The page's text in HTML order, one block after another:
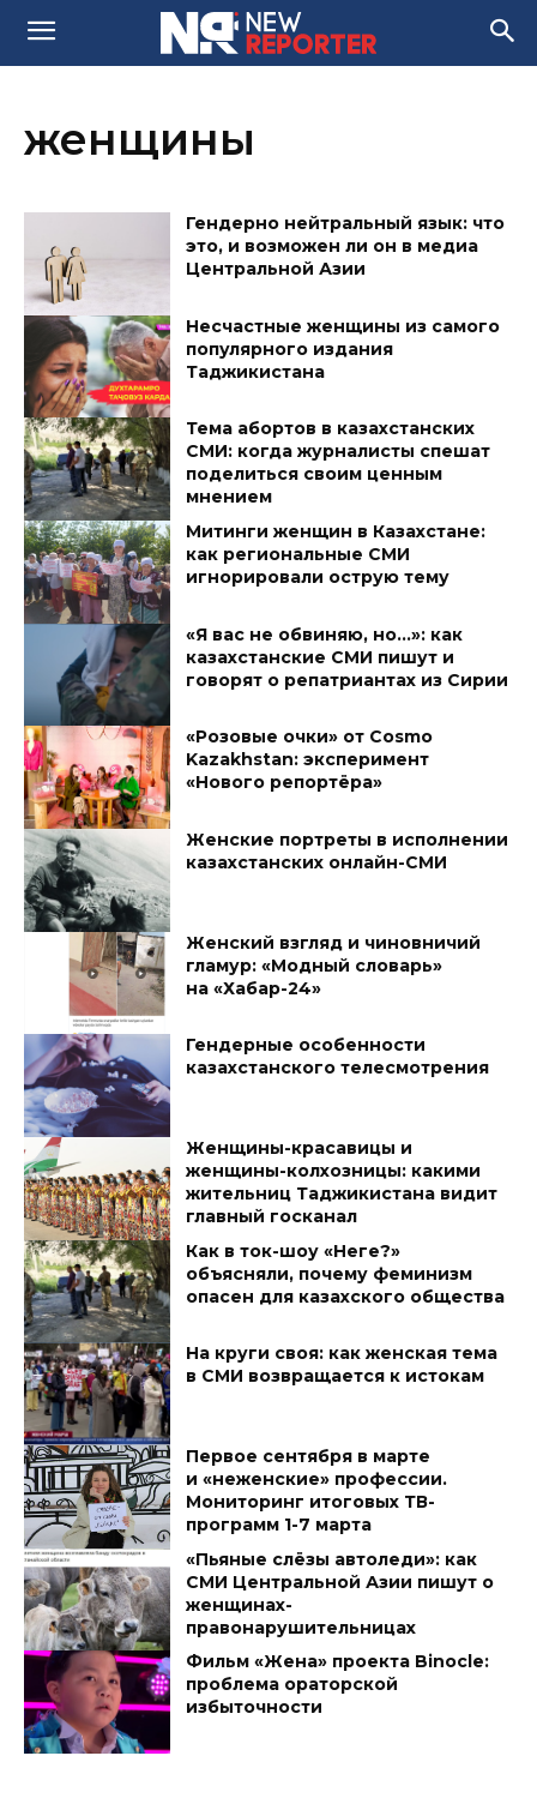
женщины
Гендерно нейтральный язык: что
это, и возможен ли он в медиа
Центральной Азии
Несчастные женщины из самого
популярного издания
Таджикистана
Тема абортов в казахстанских
СМИ: когда журналисты спешат
поделиться своим ценным
мнением
Митинги женщин в Казахстане:
как региональные СМИ
игнорировали острую тему
«Я вас не обвиняю, но…»: как
казахстанские СМИ пишут и
говорят о репатриантах из Сирии
«Розовые очки» от Cosmo
Kazakhstan: эксперимент
«Нового репортёра»
Женские портреты в исполнении
казахстанских онлайн-СМИ
Женский взгляд и чиновничий
гламур: «Модный словарь»
на «Хабар-24»
Гендерные особенности
казахстанского телесмотрения
Женщины-красавицы и
женщины-колхозницы: какими
жительниц Таджикистана видит
главный госканал
Как в ток-шоу «Неге?»
объясняли, почему феминизм
опасен для казахского общества
На круги своя: как женская тема
в СМИ возвращается к истокам
Первое сентября в марте
и «неженские» профессии.
Мониторинг итоговых ТВ-
программ 1-7 марта
«Пьяные слёзы автоледи»: как
СМИ Центральной Азии пишут о
женщинах-
правонарушительницах
Фильм «Жена» проекта Binocle:
проблема ораторской
избыточности